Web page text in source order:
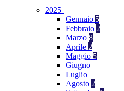
2025
Gennaio 5
Febbraio 2
Marzo 8
Aprile 2
Maggio 5
Giugno
Luglio
Agosto 2